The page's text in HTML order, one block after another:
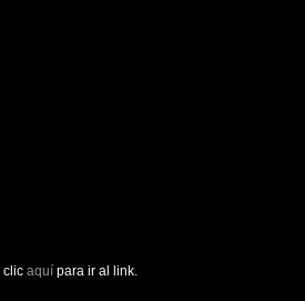
clic aquí para ir al link.